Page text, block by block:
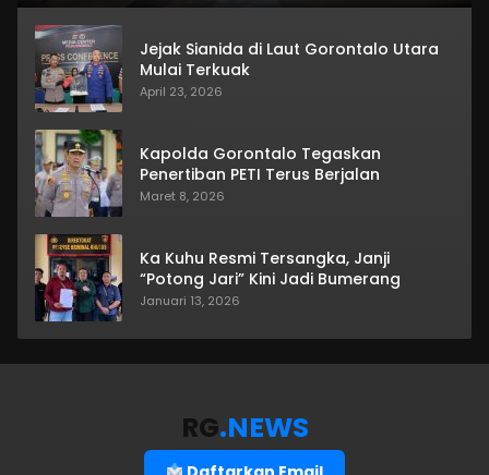
Jejak Sianida di Laut Gorontalo Utara
Mulai Terkuak
April 23, 2026
Kapolda Gorontalo Tegaskan
Penertiban PETI Terus Berjalan
Maret 8, 2026
Ka Kuhu Resmi Tersangka, Janji
“Potong Jari” Kini Jadi Bumerang
Januari 13, 2026
RG.NEWS